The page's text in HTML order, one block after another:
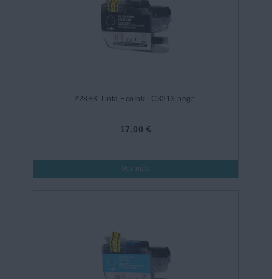
228BK Tinta EcoInk LC3213 negr..
17,00 €
Ver más